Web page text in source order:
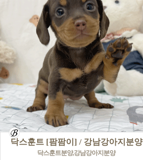
닥스훈트 [팜팜이] / 강남강아지분양
닥스훈트분양,강남강아지분양